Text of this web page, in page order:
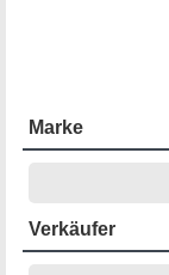
Marke
Verkäufer